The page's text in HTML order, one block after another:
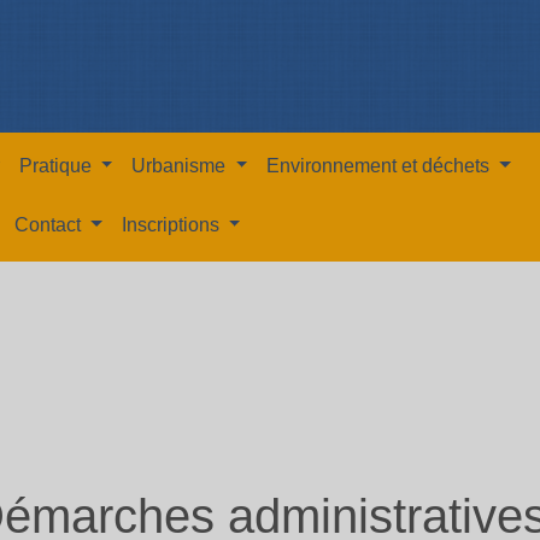
Pratique Urbanisme Environnement et déchets
Contact Inscriptions